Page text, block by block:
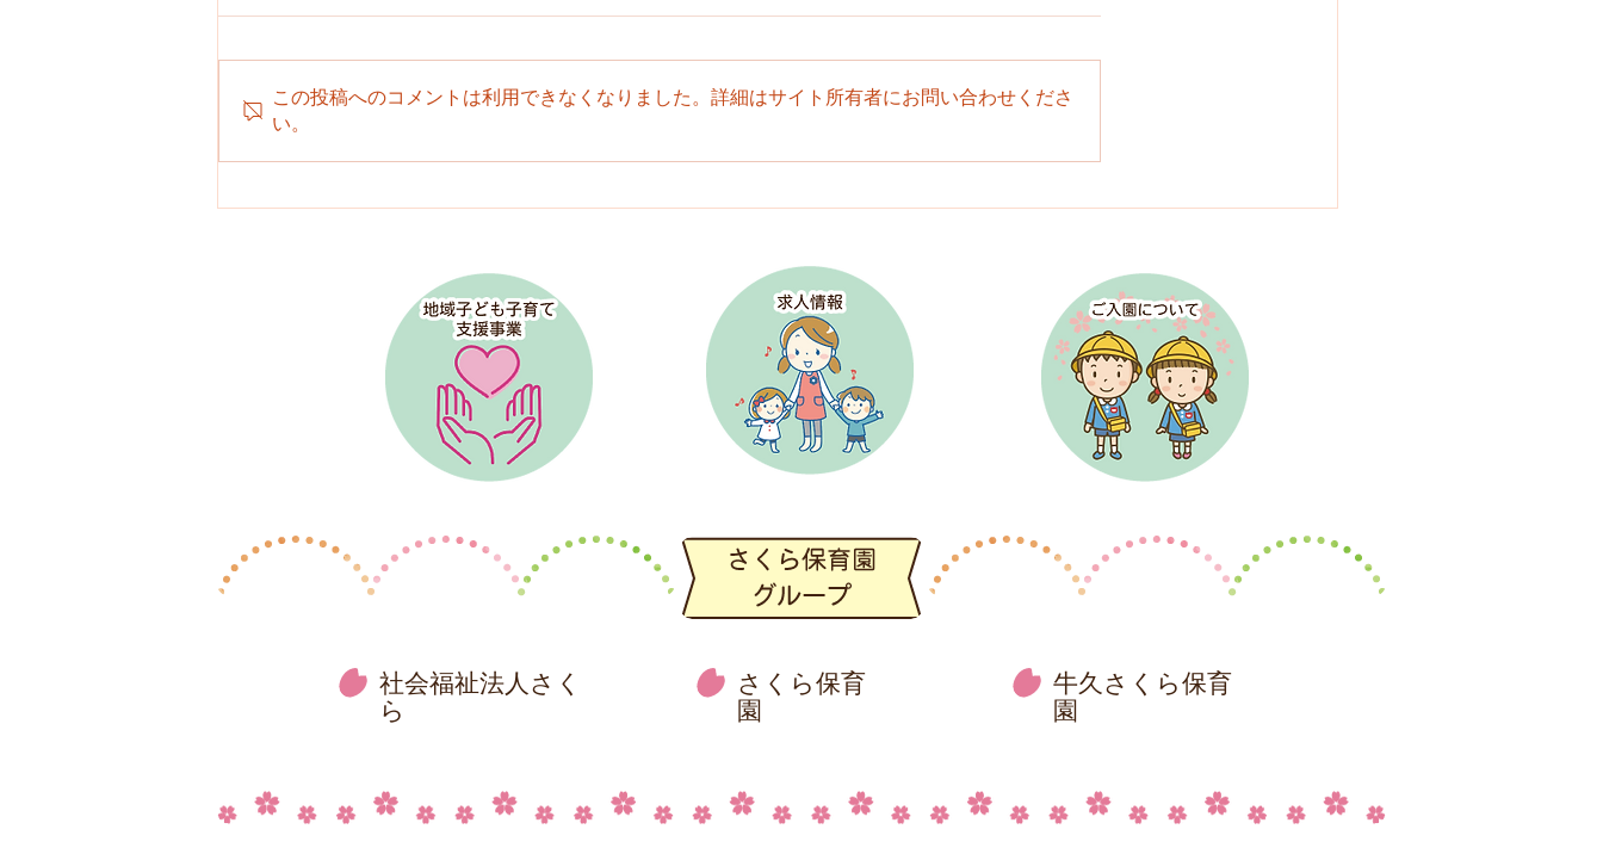
令和７年度運動会 競技参加
この投稿へのコメントは利用できなくなりました。詳細はサイト所有者にお問い合わせくださ
い。
社会福祉法人さく
ら
さくら保育
園
牛久さくら保育
園